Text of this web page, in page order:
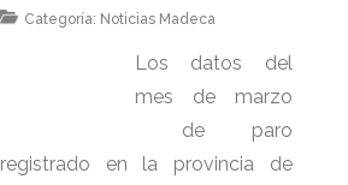
Categoría: Noticias Madeca
Los datos del
mes de marzo
de paro
registrado en la provincia de